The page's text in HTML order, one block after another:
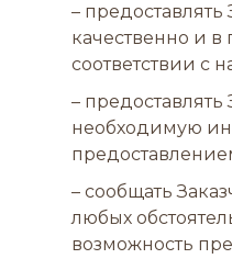
–
качественно и
соответствии с
– предоставлять
необходимую
– сообщать
любых
возможность